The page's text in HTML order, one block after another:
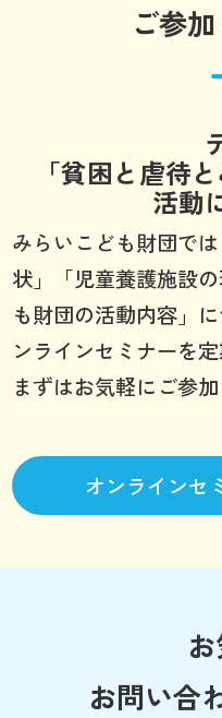
ご参加
「貧困と虐待
活動
みらいこども財団で
状」「児童養護施設
も財団の活動内容」
ンラインセミナーを
まずはお気軽にご参加
オンラインセ
お問い合